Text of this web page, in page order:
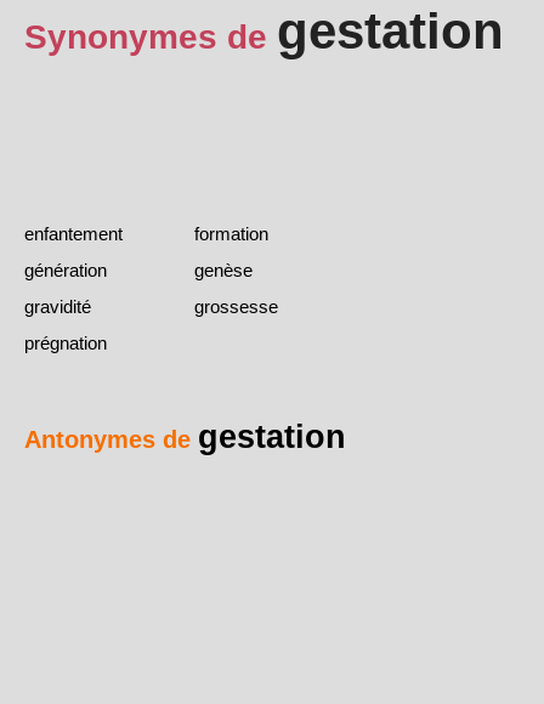
Synonymes de gestation
enfantement
formation
génération
genèse
gravidité
grossesse
prégnation
Antonymes de gestation